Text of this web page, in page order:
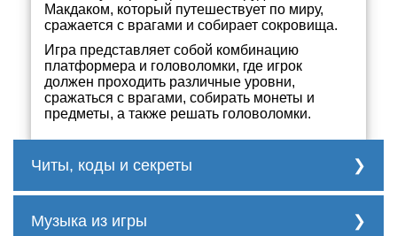
Макдаком, который путешествует по миру,
сражается с врагами и собирает сокровища.
Игра представляет собой комбинацию
платформера и головоломки, где игрок
должен проходить различные уровни,
сражаться с врагами, собирать монеты и
предметы, а также решать головоломки.
Читы, коды и секреты
Dendy:
Музыка из игры